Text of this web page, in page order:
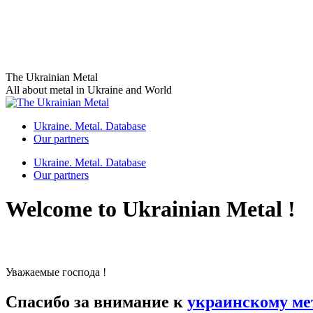
Skip
to
content
The Ukrainian Metal
All about metal in Ukraine and World
Ukraine. Metal. Database
Our partners
Ukraine. Metal. Database
Our partners
Welcome to Ukrainian Metal !
Уважаемые господа !
Спасибо за внимание к украинскому